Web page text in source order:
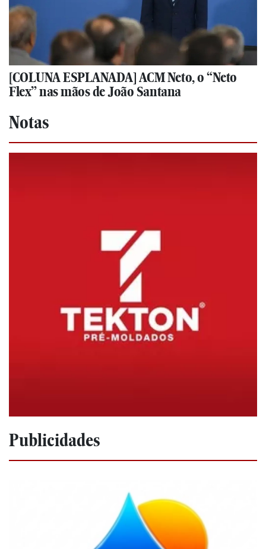
[COLUNA ESPLANADA] ACM Neto, o “Neto
Flex” nas mãos de João Santana
Notas
Publicidades